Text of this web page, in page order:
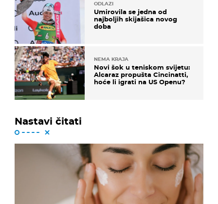
ODLAZI
Umirovila se jedna od
najboljih skijašica novog
doba
NEMA KRAJA
Novi šok u teniskom svijetu:
Alcaraz propušta Cincinatti,
hoće li igrati na US Openu?
Nastavi čitati